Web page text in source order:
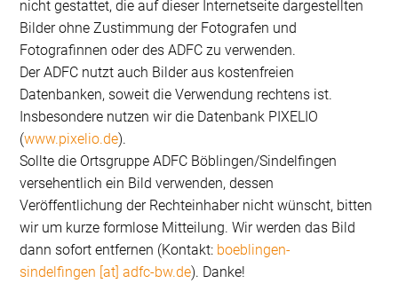
nicht gestattet, die auf dieser Internetseite dargestellten
Bilder ohne Zustimmung der Fotografen und
Fotografinnen oder des ADFC zu verwenden.
Der ADFC nutzt auch Bilder aus kostenfreien
Datenbanken, soweit die Verwendung rechtens ist.
Insbesondere nutzen wir die Datenbank PIXELIO
(www.pixelio.de).
Sollte die Ortsgruppe ADFC Böblingen/Sindelfingen
versehentlich ein Bild verwenden, dessen
Veröffentlichung der Rechteinhaber nicht wünscht, bitten
wir um kurze formlose Mitteilung. Wir werden das Bild
dann sofort entfernen (Kontakt: boeblingen-
sindelfingen [at] adfc-bw.de). Danke!